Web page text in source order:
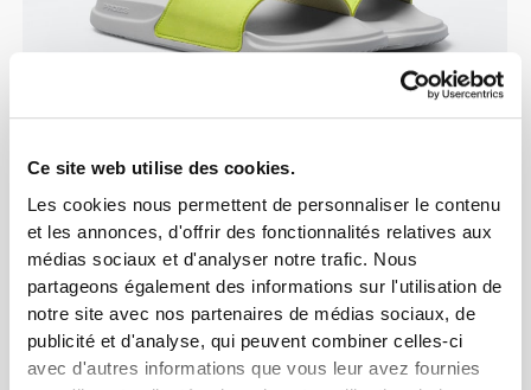
Ce site web utilise des cookies.
Les cookies nous permettent de personnaliser le contenu
et les annonces, d'offrir des fonctionnalités relatives aux
médias sociaux et d'analyser notre trafic. Nous
partageons également des informations sur l'utilisation de
notre site avec nos partenaires de médias sociaux, de
publicité et d'analyse, qui peuvent combiner celles-ci
avec d'autres informations que vous leur avez fournies